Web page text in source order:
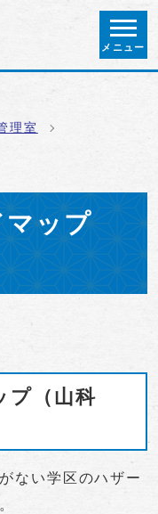
メニュー
理室
マップ
プ（山科
ない学区のハザー